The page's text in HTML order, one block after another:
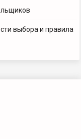
выбора и правила